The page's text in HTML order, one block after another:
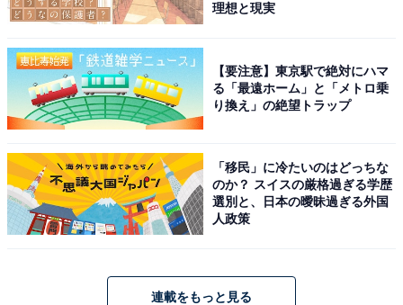
理想と現実
【要注意】東京駅で絶対にハマ
る「最遠ホーム」と「メトロ乗
り換え」の絶望トラップ
「移民」に冷たいのはどっちな
のか？ スイスの厳格過ぎる学歴
選別と、日本の曖昧過ぎる外国
人政策
連載をもっと見る